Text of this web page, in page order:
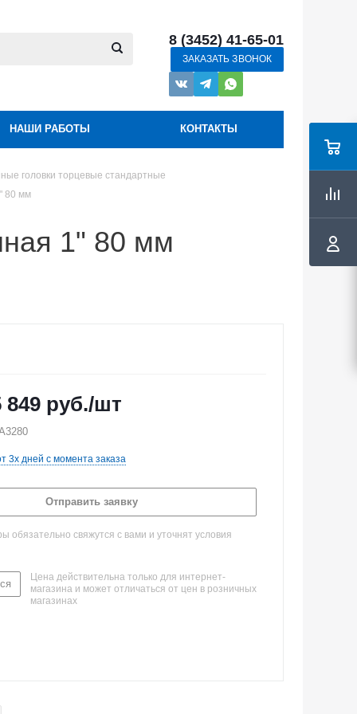
8 (3452) 41-65-01
ЗАКАЗАТЬ ЗВОНОК
НАШИ РАБОТЫ КОНТАКТЫ
головки торцевые стандартные
80 мм
1" 80 мм
849 руб./шт
3х дней с момента заказа
Отправить заявку
обязательно свяжутся с вами и уточнят условия
Цена действительна только для интернет-
магазина и может отличаться от цен в розничных
магазинах